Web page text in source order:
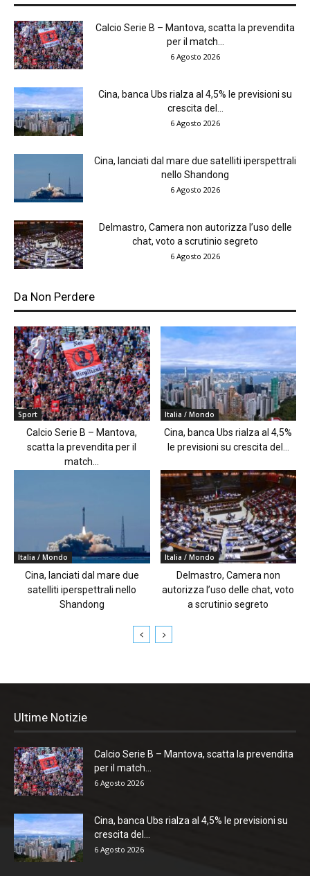
Calcio Serie B – Mantova, scatta la prevendita
per il match...
6 Agosto 2026
Cina, banca Ubs rialza al 4,5% le previsioni su
crescita del...
6 Agosto 2026
Cina, lanciati dal mare due satelliti iperspettrali
nello Shandong
6 Agosto 2026
Delmastro, Camera non autorizza l’uso delle
chat, voto a scrutinio segreto
6 Agosto 2026
Da Non Perdere
Sport
Calcio Serie B – Mantova,
scatta la prevendita per il
match...
Italia / Mondo
Cina, banca Ubs rialza al 4,5%
le previsioni su crescita del...
Italia / Mondo
Cina, lanciati dal mare due
satelliti iperspettrali nello
Shandong
Italia / Mondo
Delmastro, Camera non
autorizza l’uso delle chat, voto
a scrutinio segreto
Ultime Notizie
Calcio Serie B – Mantova, scatta la prevendita
per il match...
6 Agosto 2026
Cina, banca Ubs rialza al 4,5% le previsioni su
crescita del...
6 Agosto 2026